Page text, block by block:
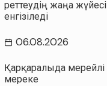
реттеудің жаңа жүйесі
енгізіледі
06.08.2026
Қарқаралыда мерейлі
мереке